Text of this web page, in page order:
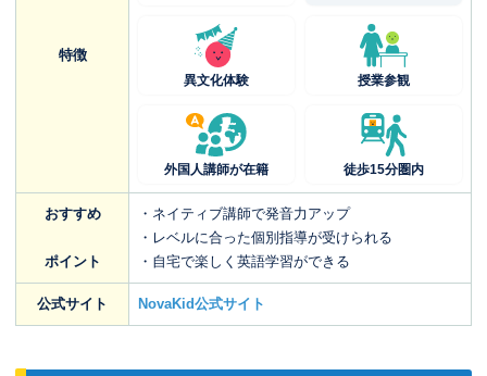
特徴
異文化体験 授業参観
外国人講師が在籍 徒歩15分圏内
おすすめ
ポイント
・ネイティブ講師で発音力アップ
・レベルに合った個別指導が受けられる
・自宅で楽しく英語学習ができる
公式サイト NovaKid公式サイト